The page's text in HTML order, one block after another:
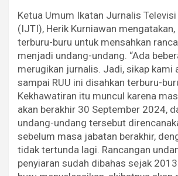
Ketua Umum Ikatan Jurnalis
(IJTI), Herik Kurniawan mengatakan,
terburu-buru untuk mensahkan
menjadi undang-undang. “Ada
merugikan jurnalis. Jadi, sikap kami
sampai RUU ini disahkan terburu-
Kekhawatiran itu muncul karena
akan berakhir 30 September 2024,
undang-undang tersebut
sebelum masa jabatan berakhir,
tidak tertunda lagi. Rancangan
penyiaran sudah dibahas sejak